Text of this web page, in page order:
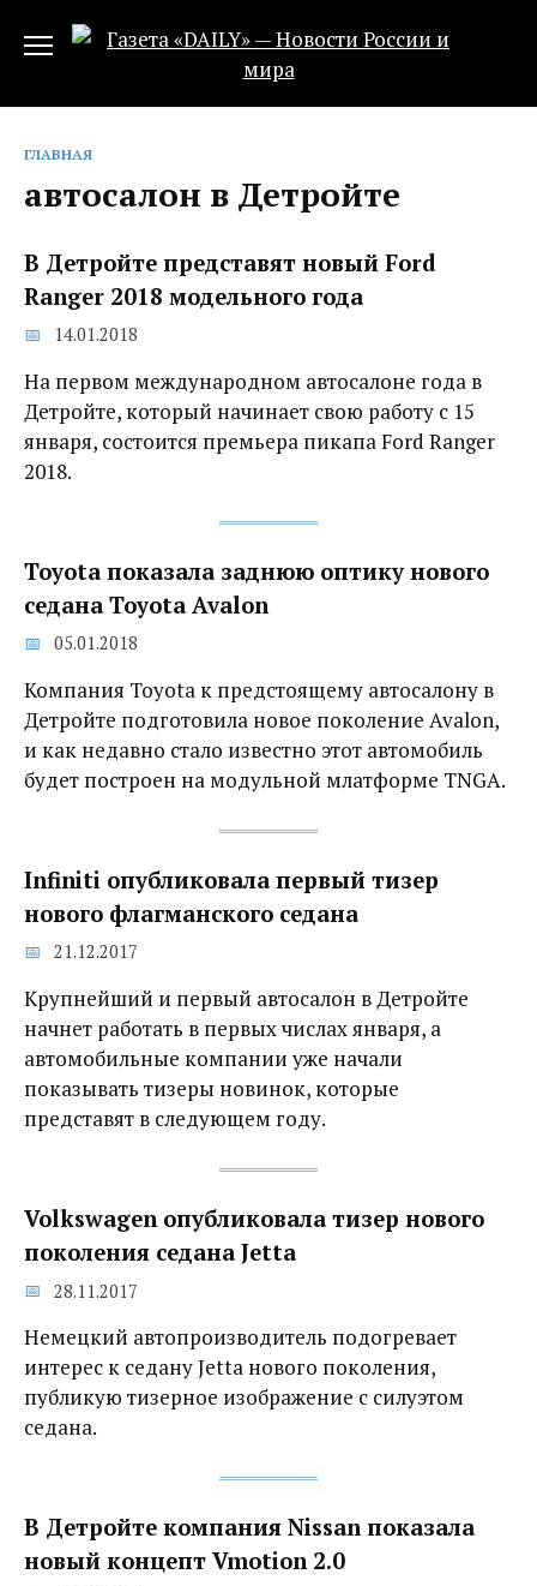
ГЛАВНАЯ
автосалон в Детройте
В Детройте представят новый Ford
Ranger 2018 модельного года‍
14.01.2018
На первом международном автосалоне года в
Детройте, который начинает свою работу с 15
января, состоится премьера пикапа Ford Ranger
2018.
Toyota показала заднюю оптику нового
седана Toyota Avalon
05.01.2018
Компания Toyota к предстоящему автосалону в
Детройте подготовила новое поколение Avalon,
и как недавно стало известно этот автомобиль
будет построен на модульной млатформе TNGA.
Infiniti опубликовала первый тизер
нового флагманского седана
21.12.2017
Крупнейший и первый автосалон в Детройте
начнет работать в первых числах января, а
автомобильные компании уже начали
показывать тизеры новинок, которые
представят в следующем году.
Volkswagen опубликовала тизер нового
поколения седана Jetta
28.11.2017
Немецкий автопроизводитель подогревает
интерес к седану Jetta нового поколения,
публикую тизерное изображение с силуэтом
седана.
В Детройте компания Nissan показала
новый концепт Vmotion 2.0